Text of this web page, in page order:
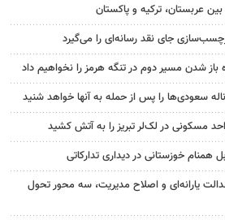
عربستان، ترکیه و پاکستان
جای نقد رسانه‌ای را می‌گیرد
شدن مسیر دوم در تنگه هرمز را نخواهیم داد
سعودی‌ها را پس از حمله به آنها خواهد شنید
مسکونی در لک‌لر تبریز را به آتش کشید
همنام خوزستانی در دیداری تدارکاتی
یارانه‌ای و اصلاح مدیریت، سه محور تحول